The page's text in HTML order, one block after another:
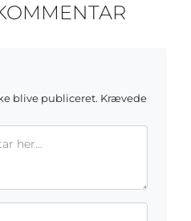
blive publiceret. Krævede